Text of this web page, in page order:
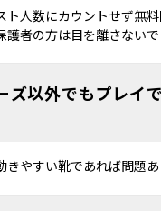
ト人数にカウントせず無料
者の方は目を離さないで
ズ以外でもプレイ
きやすい靴であれば問題あ